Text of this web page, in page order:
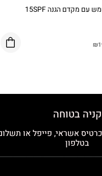
תחליב להגנה מהשמש עם מקדם הגנה 15SPF
₪
קניה בטוחה
אשראי, פייפל או
בטלפון